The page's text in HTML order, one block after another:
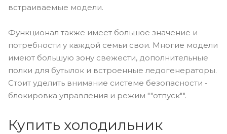
встраиваемые модели.
Функционал также имеет большое значение и
потребности у каждой семьи свои. Многие модели
имеют большую зону свежести, дополнительные
полки для бутылок и встроенные ледогенераторы.
Стоит уделить внимание системе безопасности -
блокировка управления и режим ""отпуск"".
Купить холодильник